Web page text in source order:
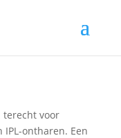
terecht voor
ontharen. Een